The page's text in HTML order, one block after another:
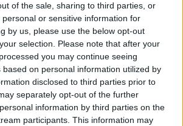
of the sale, sharing to third parties, or
or sensitive information for
by us, please use the below opt-out
selection. Please note that after your
you may continue seeing
based on personal information utilized by
disclosed to third parties prior to
separately opt-out of the further
information by third parties on the
participants. This information may
το τρέιλερ της
του Κρίστοφερ Νόλαν -
και ποιοι
οι συντελεστές